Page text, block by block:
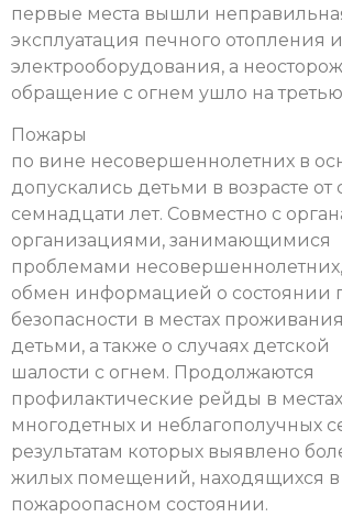
первые места вышли
эксплуатация печного отопления и
электрооборудования, а
обращение с огнем ушло на
Пожары
по вине несовершеннолетних в
допускались детьми в возрасте от
семнадцати лет. Совместно с
организациями, занимающимися
проблемами несовершеннолетних,
обмен информацией о состоянии
безопасности в местах
детьми, а также о случаях детской
шалости с огнем. Продолжаются
профилактические рейды в
многодетных и неблагополучных
результатам которых выявлено
жилых помещений, находящихся в
пожароопасном состоянии.